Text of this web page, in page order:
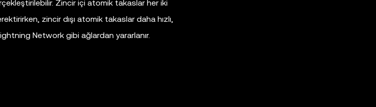
Zincir içi atomik takaslar her iki
zincir dışı atomik takaslar daha hızlı,
Network gibi ağlardan yararlanır.